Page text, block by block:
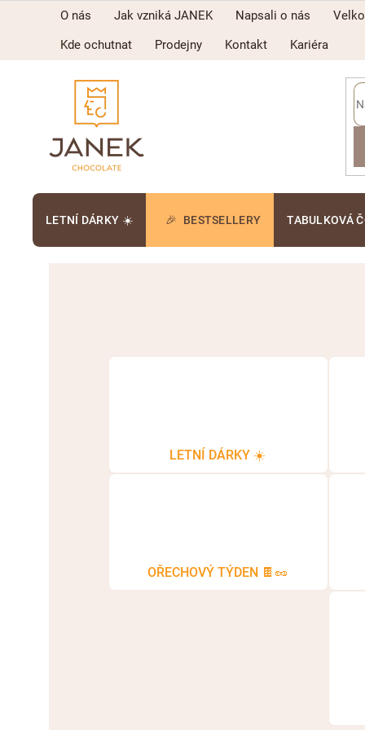
O nás Jak vzniká JANEK Napsali o nás
Kde ochutnat
Prodejny Kontakt Kariéra
LETNÍ DÁRKY ☀️ BESTSELLERY TABULKOVÁ
LETNÍ DÁRKY ☀️
OŘECHOVÝ TÝDEN 🍫🥜